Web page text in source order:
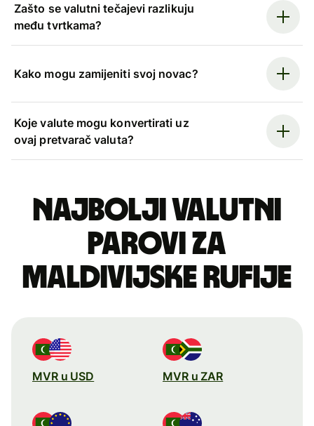
Zašto se valutni tečajevi razlikuju
među tvrtkama?
Kako mogu zamijeniti svoj novac?
Koje valute mogu konvertirati uz
ovaj pretvarač valuta?
Najbolji valutni
parovi za
maldivijske rufije
MVR u USD MVR u ZAR